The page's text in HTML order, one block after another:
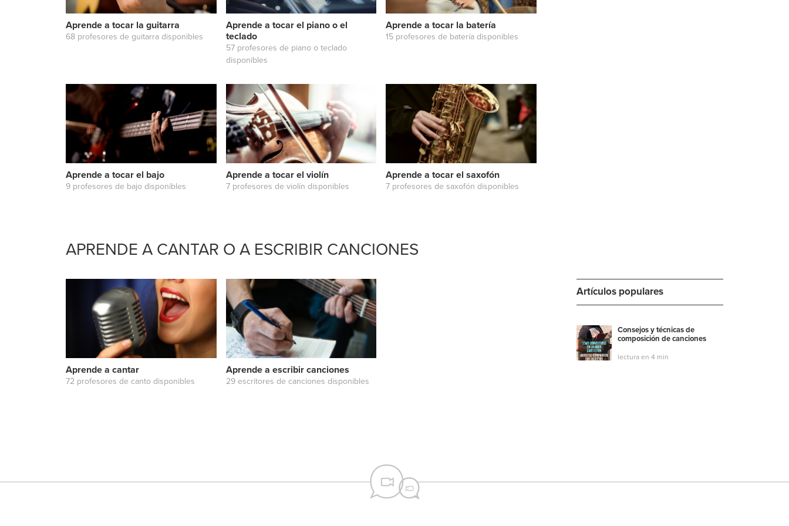
salud
Traductores
Aprende a tocar la guitarra
68 profesores de guitarra disponibles
Aprende a tocar el piano o el
teclado
57 profesores de piano o teclado
disponibles
Aprende a tocar la batería
15 profesores de batería disponibles
Aprende a tocar el bajo
9 profesores de bajo disponibles
Aprende a tocar el violín
7 profesores de violín disponibles
Aprende a tocar el saxofón
7 profesores de saxofón disponibles
APRENDE A CANTAR O A ESCRIBIR CANCIONES
Aprende a cantar
72 profesores de canto disponibles
Aprende a escribir canciones
29 escritores de canciones disponibles
Artículos populares
Consejos y técnicas de
composición de canciones
lectura en 4 min